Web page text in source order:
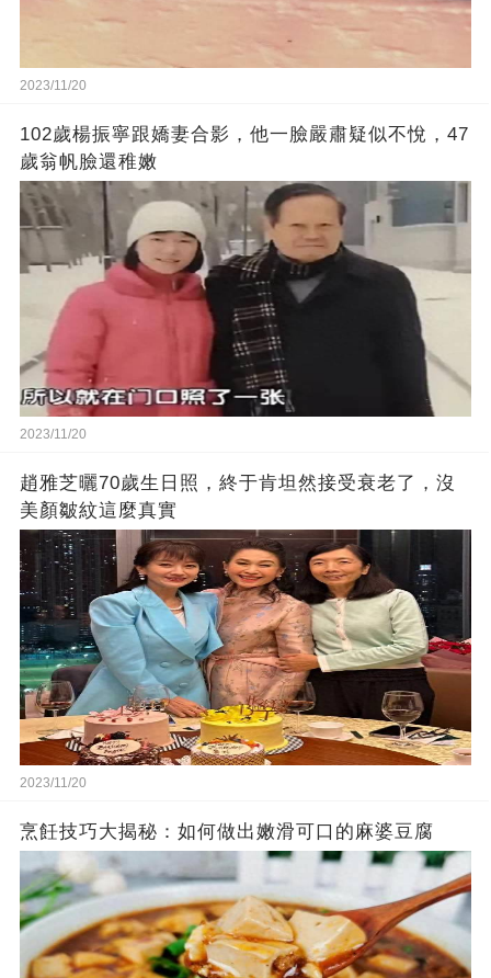
2023/11/20
102歲楊振寧跟嬌妻合影，他一臉嚴肅疑似不悅，47
歲翁帆臉還稚嫩
2023/11/20
趙雅芝曬70歲生日照，終于肯坦然接受衰老了，沒
美顏皺紋這麼真實
2023/11/20
烹飪技巧大揭秘：如何做出嫩滑可口的麻婆豆腐